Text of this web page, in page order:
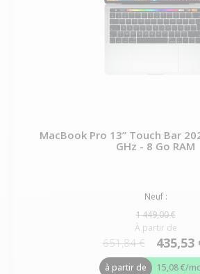
MacBook Pro 13” Touch Bar
GHz - 8 Go RAM
Neuf :
1 449,00 €
À partir de
651,84 € 435,53
à partir de 15,08 €/